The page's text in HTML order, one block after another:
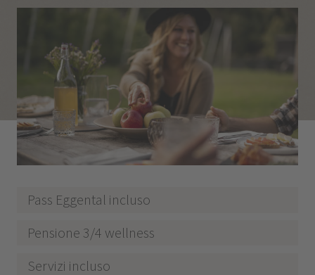
Pass Eggental incluso
Pensione 3/4 wellness
Servizi incluso